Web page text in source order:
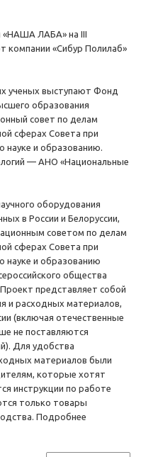
«НАША ЛАБА» на III
компании «Сибур Полилаб»
ученых выступают Фонд
образования
совет по делам
сферах Совета при
науке и образованию.
— АНО «Национальные
оборудования
в России и Белоруссии,
советом по делам
сферах Совета при
науке и образованию
общества
представляет собой
и расходных материалов,
(включая отечественные
не поставляются
Для удобства
материалов были
которые хотят
инструкции по работе
только товары
Подробнее